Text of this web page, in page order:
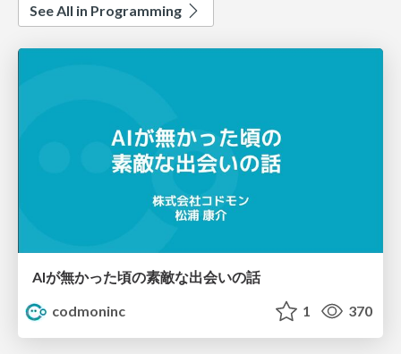
See All in Programming
AIが無かった頃の素敵な出会いの話
codmoninc
1 370